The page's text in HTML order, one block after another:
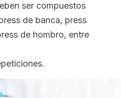
ser compuestos
de banca, press
de hombro, entre